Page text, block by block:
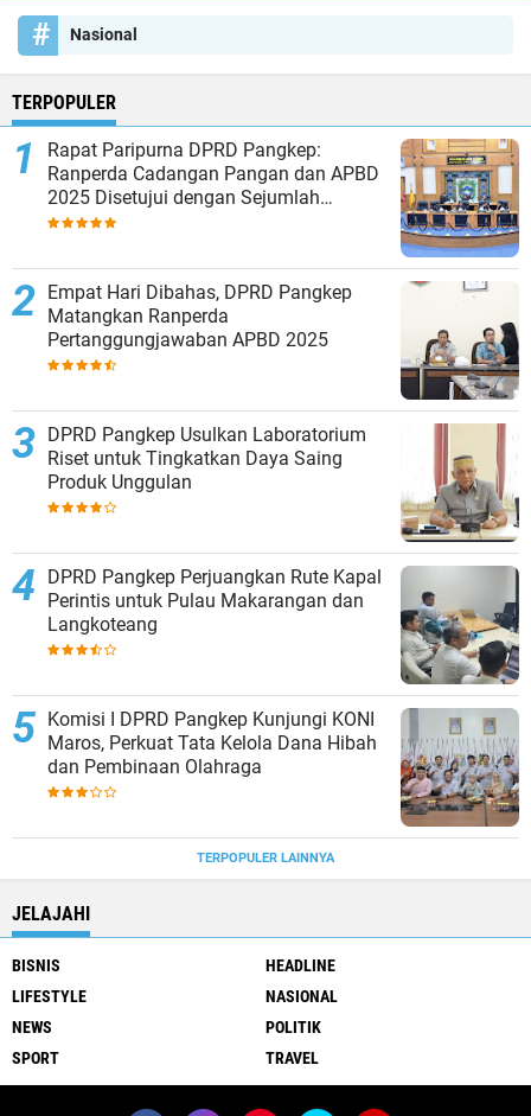
Nasional
TERPOPULER
Rapat Paripurna DPRD Pangkep:
Ranperda Cadangan Pangan dan APBD
2025 Disetujui dengan Sejumlah
Catatan
Empat Hari Dibahas, DPRD Pangkep
Matangkan Ranperda
Pertanggungjawaban APBD 2025
DPRD Pangkep Usulkan Laboratorium
Riset untuk Tingkatkan Daya Saing
Produk Unggulan
DPRD Pangkep Perjuangkan Rute Kapal
Perintis untuk Pulau Makarangan dan
Langkoteang
Komisi I DPRD Pangkep Kunjungi KONI
Maros, Perkuat Tata Kelola Dana Hibah
dan Pembinaan Olahraga
TERPOPULER LAINNYA
JELAJAHI
BISNIS
HEADLINE
LIFESTYLE
NASIONAL
NEWS
POLITIK
SPORT
TRAVEL